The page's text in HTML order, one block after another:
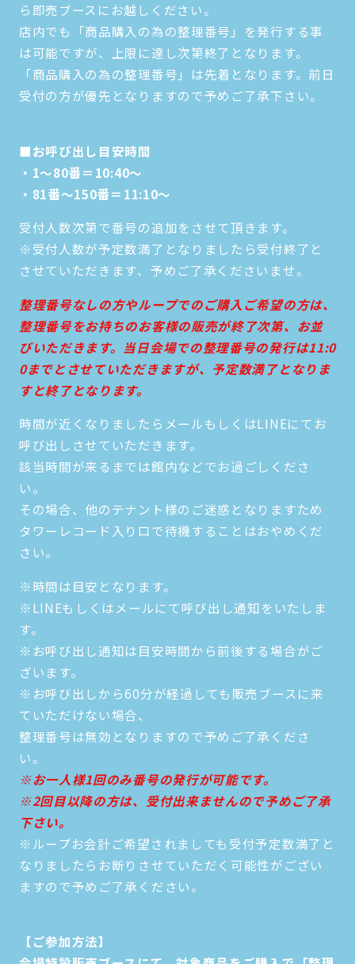
ら即売ブースにお越しください。
店内でも「商品購入の為の整理番号」を発行する事
は可能ですが、上限に達し次第終了となります。
「商品購入の為の整理番号」は先着となります。前日
受付の方が優先となりますので予めご了承下さい。
■お呼び出し目安時間
・1～80番＝10:40～
・81番～150番＝11:10～
受付人数次第で番号の追加をさせて頂きます。
※受付人数が予定数満了となりましたら受付終了と
させていただきます、予めご了承くださいませ。
整理番号なしの方やループでのご購入ご希望の方は、
整理番号をお持ちのお客様の販売が終了次第、お並
びいただきます。当日会場での整理番号の発行は11:0
0までとさせていただきますが、予定数満了となりま
すと終了となります。
時間が近くなりましたらメールもしくはLINEにてお
呼び出しさせていただきます。
該当時間が来るまでは館内などでお過ごしくださ
い。
その場合、他のテナント様のご迷惑となりますため
タワーレコード入り口で待機することはおやめくだ
さい。
※時間は目安となります。
※LINEもしくはメールにて呼び出し通知をいたしま
す。
※お呼び出し通知は目安時間から前後する場合がご
ざいます。
※お呼び出しから60分が経過しても販売ブースに来
ていただけない場合、
整理番号は無効となりますので予めご了承くださ
い。
※お一人様1回のみ番号の発行が可能です。
※2回目以降の方は、受付出来ませんので予めご了承
下さい。
※ループお会計ご希望されましても受付予定数満了と
なりましたらお断りさせていただく可能性がござい
ますので予めご了承ください。
【ご参加方法】